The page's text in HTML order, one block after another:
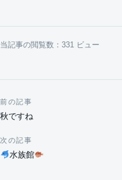
当記事の閲覧数：331 ビュー
投稿ナビゲーション
前の記事
秋ですね
次の記事
水族館